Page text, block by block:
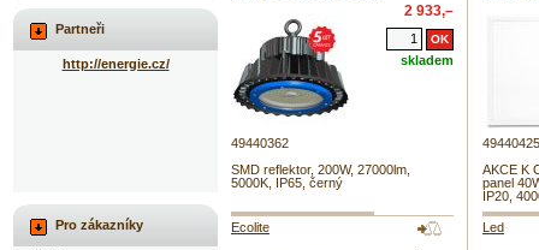
2 933,–
skladem
49440362
SMD reflektor, 200W, 27000lm,
5000K, IP65, černý
49440425
AKCE K
panel
IP20,
Ecolite Led
Partneři
http://energie.cz/
Pro zákazníky